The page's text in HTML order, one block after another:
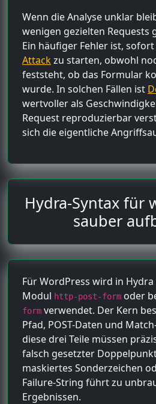
Wenn die Analyse unklar
wenigen gezielten Requests
Ein häufiger Fehler ist,
Attackzu starten, obwohl
feststeht, ob das Formular
wurde. In solchen Fällen ist
wertvoller als
Request reproduzierbar
sich die eigentliche
Hydra-Syntax für
sauber
Für WordPress wird in
Modul http-post-form oder
form verwendet. Der Kern
Pfad, POST-Daten und
diese drei Teile müssen
falsch gesetzter
maskiertes Sonderzeichen
Failure-String führt zu
Ergebnissen.